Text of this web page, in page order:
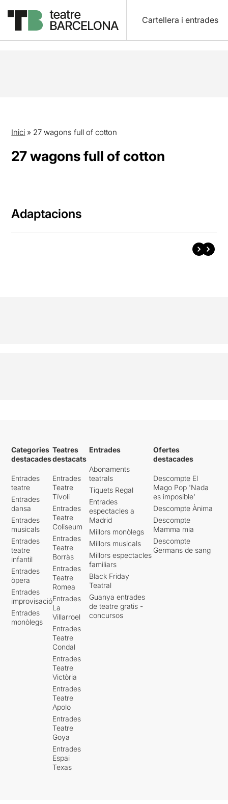
Cartellera i entrades
Inici » 27 wagons full of cotton
27 wagons full of cotton
Adaptacions
Categories
destacades
Entrades
teatre
Entrades
dansa
Entrades
musicals
Entrades
teatre
infantil
Entrades
òpera
Entrades
improvisació
Entrades
monòlegs
Teatres
destacats
Entrades
Teatre
Tívoli
Entrades
Teatre
Coliseum
Entrades
Teatre
Borràs
Entrades
Teatre
Romea
Entrades
La
Villarroel
Entrades
Teatre
Condal
Entrades
Teatre
Victòria
Entrades
Teatre
Apolo
Entrades
Teatre
Goya
Entrades
Espai
Texas
Entrades
Abonaments
teatrals
Tiquets Regal
Entrades
espectacles a
Madrid
Millors monòlegs
Millors musicals
Millors espectacles
familiars
Black Friday
Teatral
Guanya entrades
de teatre gratis -
concursos
Ofertes
destacades
Descompte El
Mago Pop 'Nada
es imposible'
Descompte Ànima
Descompte
Mamma mia
Descompte
Germans de sang